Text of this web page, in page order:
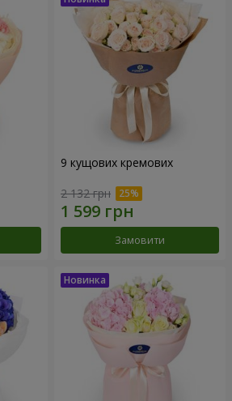
9 кущових кремових
2 132 грн
Замовити